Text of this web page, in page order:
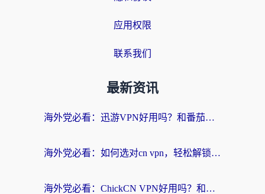
应用权限
联系我们
最新资讯
海外党必看：迅游VPN好用吗？和番茄加速器VPN对比哪个回国效果更好？
海外党必看：如何选对cn vpn，轻松解锁国内影音游戏？
海外党必看：ChickCN VPN好用吗？和星河VPN对比哪个回国效果更好？附真实体验+避坑指南